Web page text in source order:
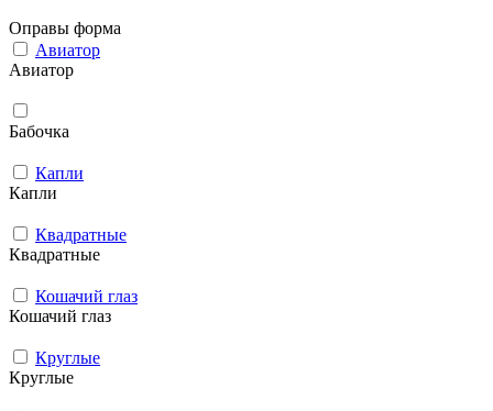
Оправы форма
Авиатор
Авиатор
Бабочка
Капли
Капли
Квадратные
Квадратные
Кошачий глаз
Кошачий глаз
Круглые
Круглые